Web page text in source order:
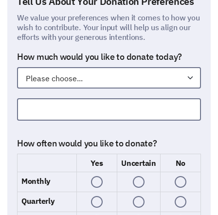
We value your preferences when it comes to how you
wish to contribute. Your input will help us align our
efforts with your generous intentions.
How much would you like to donate today?
Other:
How often would you like to donate?
Yes Uncertain
No
Monthly
Quarterly